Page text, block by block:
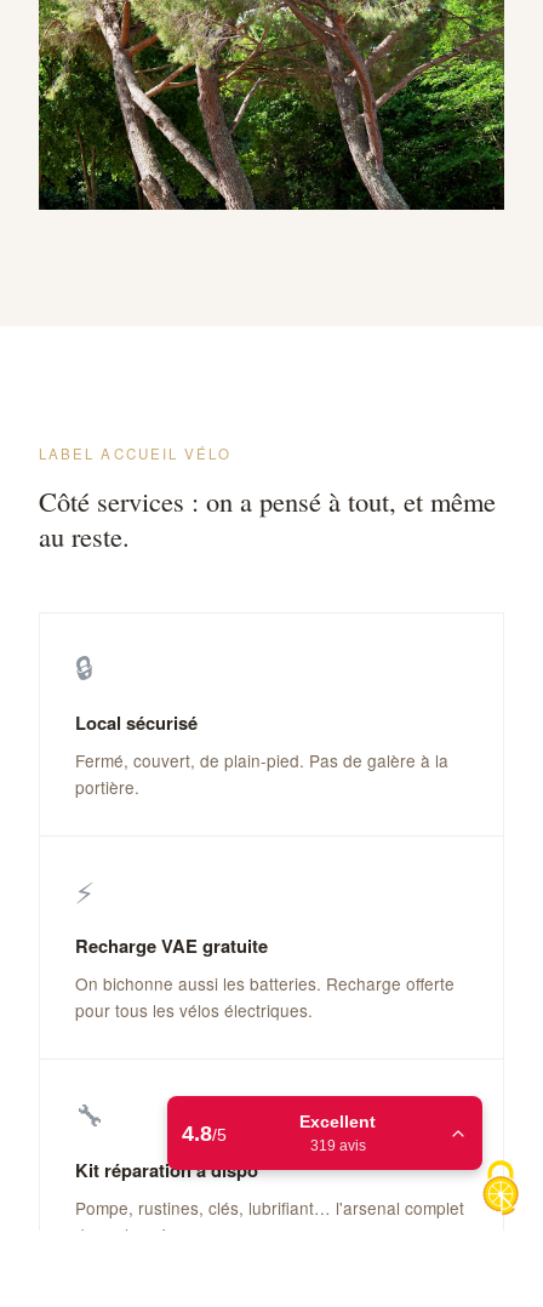
LABEL ACCUEIL VÉLO
Côté services : on a pensé à tout, et même
au reste.
🔒
Local sécurisé
Fermé, couvert, de plain-pied. Pas de galère à la
portière.
⚡
Recharge VAE gratuite
On bichonne aussi les batteries. Recharge offerte
pour tous les vélos électriques.
🔧
Kit réparation à dispo
Pompe, rustines, clés, lubrifiant… l'arsenal complet
du cyclo-mécano.
4.8/5
Excellent
319 avis